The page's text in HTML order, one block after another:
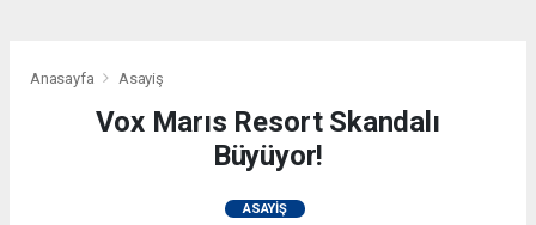
Anasayfa Asayiş
Vox Marıs Resort Skandalı
Büyüyor!
ASAYIŞ